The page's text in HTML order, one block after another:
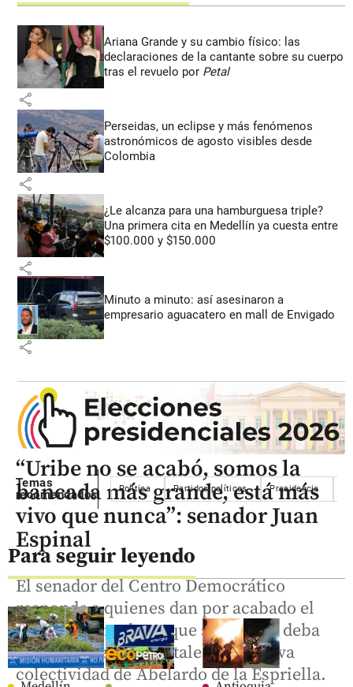
Ariana Grande y su cambio físico: las
declaraciones de la cantante sobre su cuerpo
tras el revuelo por Petal
share
Perseidas, un eclipse y más fenómenos
astronómicos de agosto visibles desde
Colombia
share
¿Le alcanza para una hamburguesa triple?
Una primera cita en Medellín ya cuesta entre
$100.000 y $150.000
share
Minuto a minuto: así asesinaron a
empresario aguacatero en mall de Envigado
share
Temas
recomendados
Política Partidos políticos Presidencia
Para seguir leyendo
“Uribe no se acabó, somos la
bancada más grande, está más
vivo que nunca”: senador Juan
Espinal
El senador del Centro Democrático
responde a quienes dan por acabado el
uribismo y rechaza que su partido deba
sacrificarse para fortalecer la nueva
colectividad de Abelardo de la Espriella.